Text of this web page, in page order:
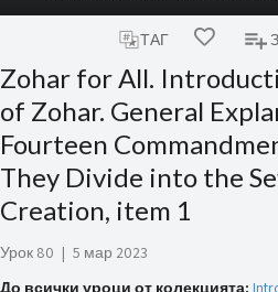
ТАГ
Zohar for All.
of Zohar. General
Fourteen
They Divide into the
Creation, item 1
Урок 80 | 5 мар 2023
До всички уроци от колекцията: